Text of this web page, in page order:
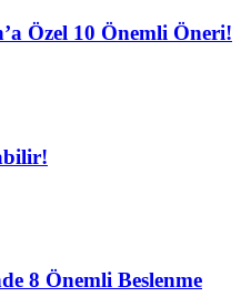
Özel 10 Önemli Öneri!
8 Önemli Beslenme